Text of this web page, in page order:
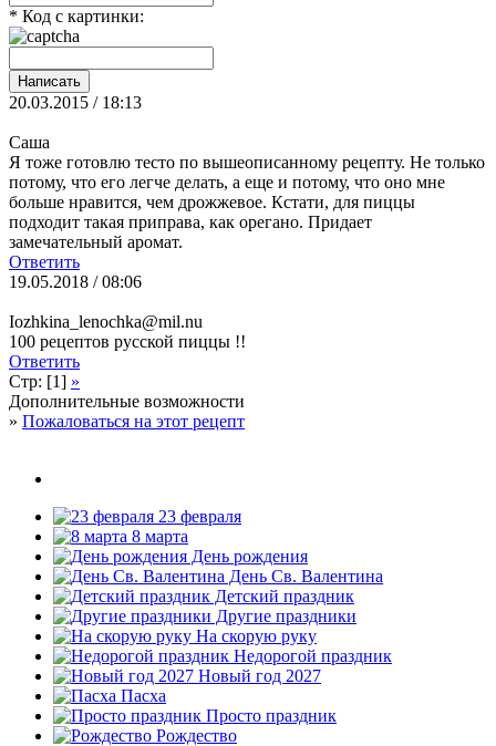
* Код с картинки:
20.03.2015 / 18:13
Саша
Я тоже готовлю тесто по вышеописанному рецепту. Не только
потому, что его легче делать, а еще и потому, что оно мне
больше нравится, чем дрожжевое. Кстати, для пиццы
подходит такая приправа, как орегано. Придает
замечательный аромат.
Ответить
19.05.2018 / 08:06
Iozhkina_lenochka@mil.nu
100 рецептов русской пиццы !!
Ответить
Стр: [1] »
Дополнительные возможности
» Пожаловаться на этот рецепт
23 февраля
8 марта
День рождения
День Св. Валентина
Детский праздник
Другие праздники
На скорую руку
Недорогой праздник
Новый год 2027
Пасха
Просто праздник
Рождество